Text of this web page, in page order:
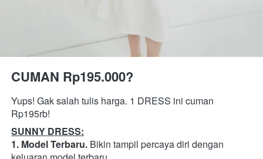
CUMAN Rp195.000?
Yups! Gak salah tulis harga. 1 DRESS ini cuman
Rp195rb!
SUNNY DRESS:
1. Model Terbaru. Bikin tampil percaya diri dengan